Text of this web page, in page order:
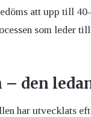
att upp till
som leder till
– den
har utvecklats